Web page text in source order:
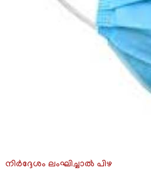
നിര്‍ദ്ദേശം ലംഘിച്ചാൽ പിഴ